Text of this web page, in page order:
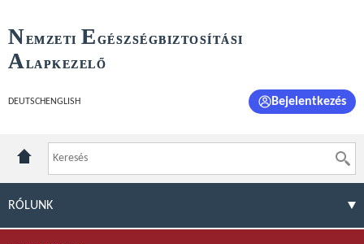
NEMZETI E GÉSZSÉGBIZTOSÍTÁSI
ALAPKEZELŐ
DEUTSCH ENGLISH Bejelentkezés
RÓLUNK